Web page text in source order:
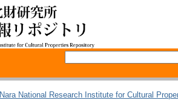
Nara National Research Institute for Cultural